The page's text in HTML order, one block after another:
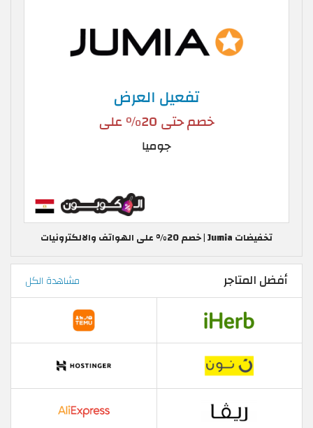
تخفيضات Jumia | خصم 20% على الهواتف والالكترونيات
أفضل المتاجر مشاهدة الكل